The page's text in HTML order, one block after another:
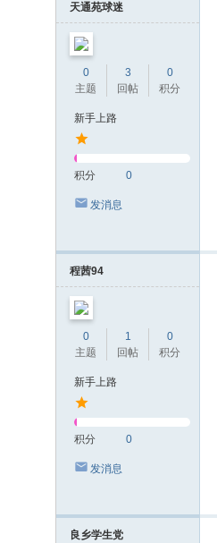
天通苑球迷
0
主题
3
回帖
0
积分
新手上路
积分 0
发消息
程茜94
0
主题
1
回帖
0
积分
新手上路
积分 0
发消息
良乡学生党